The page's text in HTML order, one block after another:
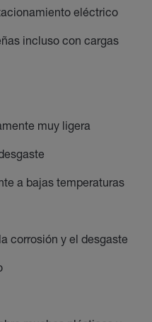
eléctrico
incluso con cargas
muy ligera
a bajas temperaturas
corrosión y el desgaste